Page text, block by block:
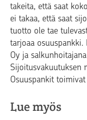
takeita, että saat
ei takaa, että saat
tuotto ole tae
tarjoaa osuuspankki.
Oy ja
Sijoitusvakuutuksen
Osuuspankit
Lue myös